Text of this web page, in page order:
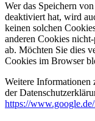
Wer das Speichern
deaktiviert hat, wird
keinen solchen
anderen Cookies
ab. Möchten Sie dies
Cookies im Browser
Weitere Informationen
der
https://